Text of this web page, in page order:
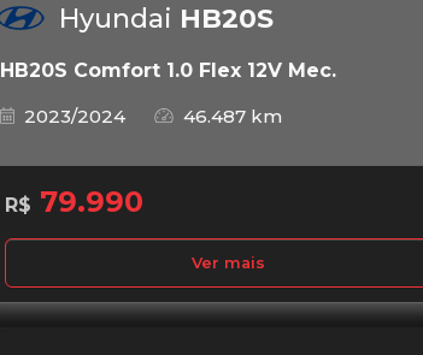
Hyundai HB20S
HB20S Comfort 1.0 Flex 12V Mec.
2023/2024
46.487 km
R$ 79.990
Ver mais